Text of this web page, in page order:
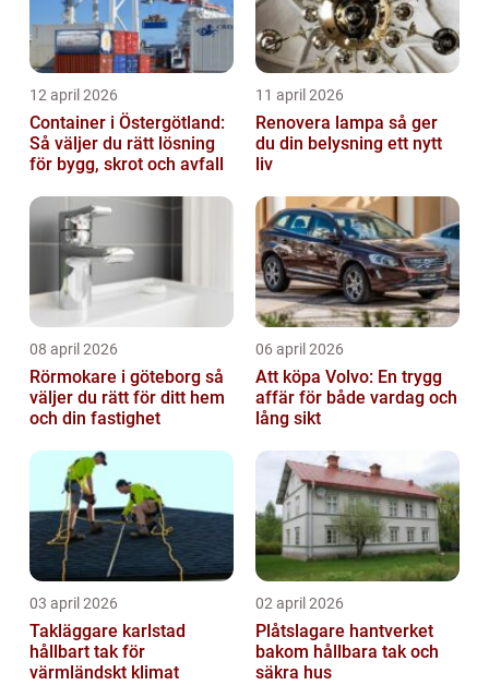
12 april 2026
Container i Östergötland:
Så väljer du rätt lösning
för bygg, skrot och avfall
11 april 2026
Renovera lampa så ger
du din belysning ett nytt
liv
08 april 2026
Rörmokare i göteborg så
väljer du rätt för ditt hem
och din fastighet
06 april 2026
Att köpa Volvo: En trygg
affär för både vardag och
lång sikt
03 april 2026
Takläggare karlstad
hållbart tak för
värmländskt klimat
02 april 2026
Plåtslagare hantverket
bakom hållbara tak och
säkra hus